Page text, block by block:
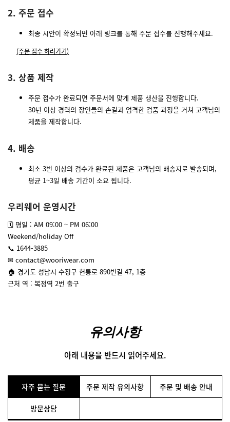
2. 주문 접수
최종 시안이 확정되면 아래 링크를 통해 주문 접수를 진행해주세요.
(주문 접수 하러가기)
3. 상품 제작
주문 접수가 완료되면 주문서에 맞게 제품 생산을 진행합니다.
30년 이상 경력의 장인들의 손길과 엄격한 검품 과정을 거쳐 고객님의
제품을 제작합니다.
4. 배송
최소 3번 이상의 검수가 완료된 제품은 고객님의 배송지로 발송되며,
평균 1~3일 배송 기간이 소요 됩니다.
우리웨어 운영시간
🗓 평일 : AM 09:00 ~ PM 06:00
Weekend/holiday Off
📞 1644-3885
✉ contact@wooriwear.com
🏠 경기도 성남시 수정구 헌릉로 890번길 47, 1층
근처 역 : 복정역 2번 출구
유의사항
아래 내용을 반드시 읽어주세요.
자주 묻는 질문 주문 제작 유의사항 주문 및 배송 안내
방문상담